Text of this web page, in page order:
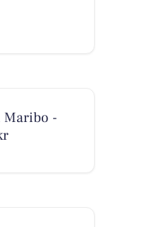
-